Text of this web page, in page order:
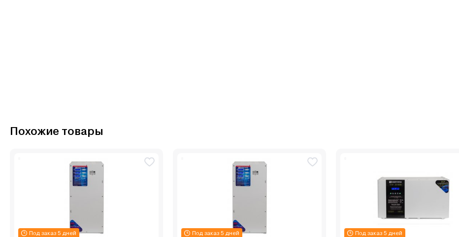
Похожие товары
Под заказ 5 дней Под заказ 5 дней Под заказ 5 дней